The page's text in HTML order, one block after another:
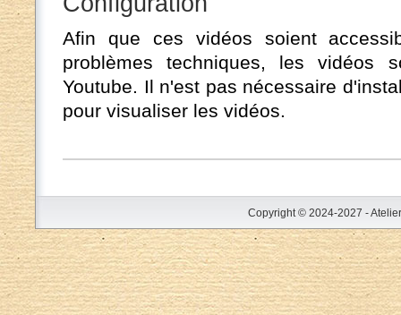
Afin que ces vidéos soient
problèmes techniques, les vidéos
Youtube. Il n'est pas nécessaire
pour visualiser les vidéos.
Copyright © 2024-2027 -